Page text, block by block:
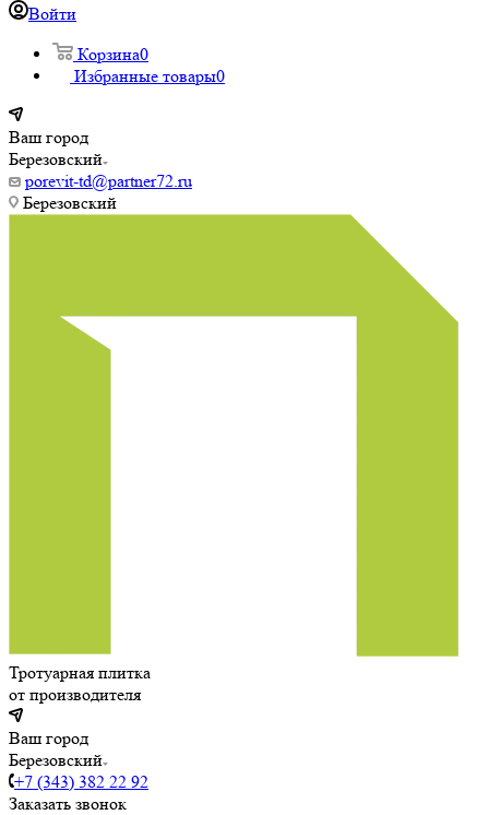
Войти
Корзина0
Избранные товары0
Ваш город
Березовский
porevit-td@partner72.ru
Березовский
Тротуарная плитка
от производителя
Ваш город
Березовский
+7 (343) 382 22 92
Заказать звонок